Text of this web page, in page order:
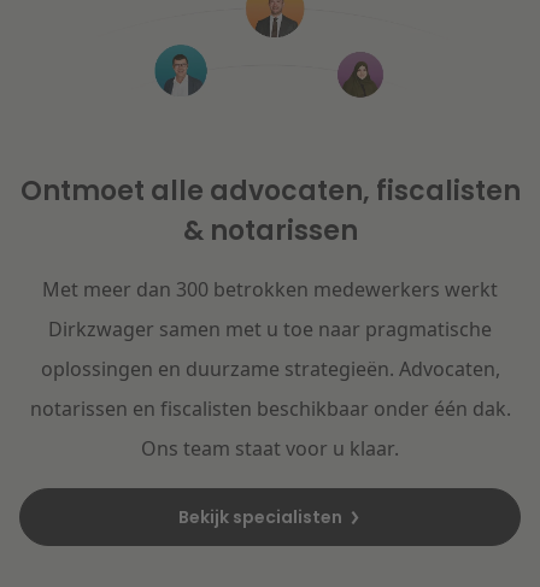
Ontmoet alle advocaten, fiscalisten
& notarissen
Met meer dan 300 betrokken medewerkers werkt
Dirkzwager samen met u toe naar pragmatische
oplossingen en duurzame strategieën. Advocaten,
notarissen en fiscalisten beschikbaar onder één dak.
Ons team staat voor u klaar.
Bekijk specialisten